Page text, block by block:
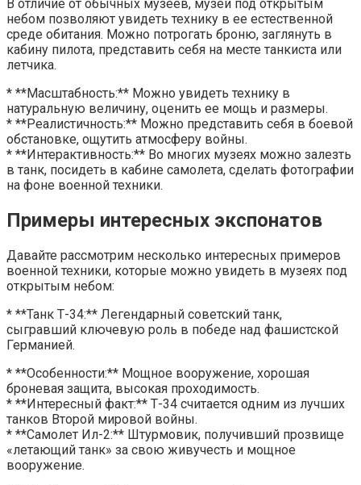
В отличие от обычных музеев, музеи под открытым
небом позволяют увидеть технику в ее естественной
среде обитания. Можно потрогать броню, заглянуть в
кабину пилота, представить себя на месте танкиста или
летчика.
* **Масштабность:** Можно увидеть технику в
натуральную величину, оценить ее мощь и размеры.
* **Реалистичность:** Можно представить себя в боевой
обстановке, ощутить атмосферу войны.
* **Интерактивность:** Во многих музеях можно залезть
в танк, посидеть в кабине самолета, сделать фотографии
на фоне военной техники.
Примеры интересных экспонатов
Давайте рассмотрим несколько интересных примеров
военной техники, которые можно увидеть в музеях под
открытым небом:
* **Танк Т-34:** Легендарный советский танк,
сыгравший ключевую роль в победе над фашистской
Германией.
* **Особенности:** Мощное вооружение, хорошая
броневая защита, высокая проходимость.
* **Интересный факт:** Т-34 считается одним из лучших
танков Второй мировой войны.
* **Самолет Ил-2:** Штурмовик, получивший прозвище
«летающий танк» за свою живучесть и мощное
вооружение.